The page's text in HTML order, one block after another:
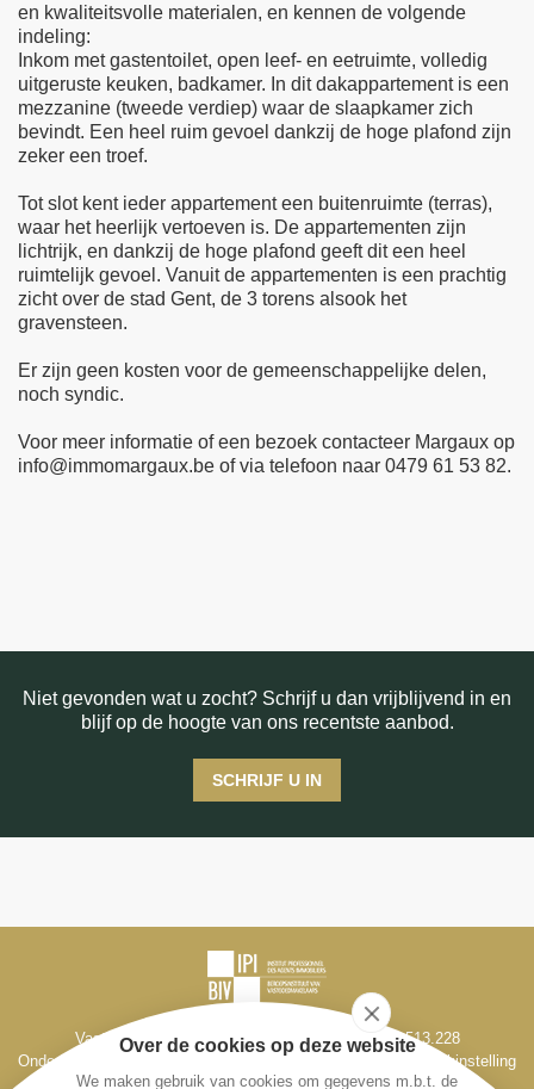
en kwaliteitsvolle materialen, en kennen de volgende
indeling:
Inkom met gastentoilet, open leef- en eetruimte, volledig
uitgeruste keuken, badkamer. In dit dakappartement is een
mezzanine (tweede verdiep) waar de slaapkamer zich
bevindt. Een heel ruim gevoel dankzij de hoge plafond zijn
zeker een troef.
Tot slot kent ieder appartement een buitenruimte (terras),
waar het heerlijk vertoeven is. De appartementen zijn
lichtrijk, en dankzij de hoge plafond geeft dit een heel
ruimtelijk gevoel. Vanuit de appartementen is een prachtig
zicht over de stad Gent, de 3 torens alsook het
gravensteen.
Er zijn geen kosten voor de gemeenschappelijke delen,
noch syndic.
Voor meer informatie of een bezoek contacteer Margaux op
info@immomargaux.be of via telefoon naar 0479 61 53 82.
Niet gevonden wat u zocht? Schrijf u dan vrijblijvend in en
blijf op de hoogte van ons recentste aanbod.
SCHRIJF U IN
Vastgoedmakelaar-bemiddelaar BIV België BIV 513.228
Ondernemingsnr. BE 0795 330 714, Derdenrekening bij de bankinstelling
Fintro, IBAN BE98 1431 1666 1193
Over de cookies op deze website
We maken gebruik van cookies om gegevens m.b.t. de